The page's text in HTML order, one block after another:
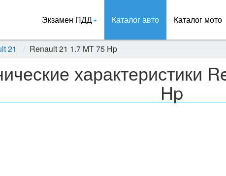
Экзамен ПДД Каталог авто Каталог мото
21 Renault 21 1.7 MT 75 Hp
характеристики
Hp